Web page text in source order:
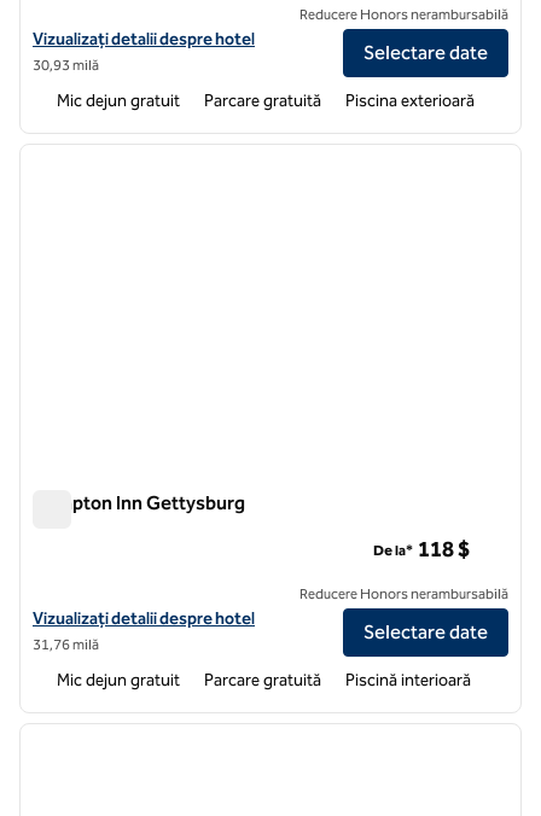
Vizualizați detaliile hotelului Hampton Inn Martinsburg
Vizualizați detalii despre hotel
30,93 milă
Reducere Honors nerambursabilă
Selectare date
Mic dejun gratuit Parcare gratuită Piscina exterioară
1 din 12
Hampton Inn Gettysburg
Vizualizați detaliile hotelului Hampton Inn Gettysburg
Vizualizați detalii despre hotel
31,76 milă
De la* 118 $
Reducere Honors nerambursabilă
Selectare date
Mic dejun gratuit Parcare gratuită Piscină interioară
1 din 12